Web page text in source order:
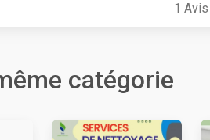
1 Avis
catégorie